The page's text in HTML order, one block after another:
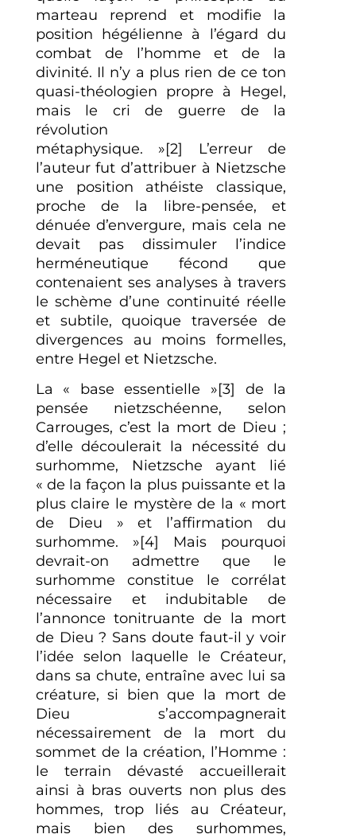
marteau reprend et modifie la
position hégélienne à l’égard du
combat de l’homme et de la
divinité. Il n’y a plus rien de ce ton
quasi-théologien propre à Hegel,
mais le cri de guerre de la
révolution
métaphysique. »[2] L’erreur de
l’auteur fut d’attribuer à Nietzsche
une position athéiste classique,
proche de la libre-pensée, et
dénuée d’envergure, mais cela ne
devait pas dissimuler l’indice
herméneutique fécond que
contenaient ses analyses à travers
le schème d’une continuité réelle
et subtile, quoique traversée de
divergences au moins formelles,
entre Hegel et Nietzsche.
La « base essentielle »[3] de la
pensée nietzschéenne, selon
Carrouges, c’est la mort de Dieu ;
d’elle découlerait la nécessité du
surhomme, Nietzsche ayant lié
« de la façon la plus puissante et la
plus claire le mystère de la « mort
de Dieu » et l’affirmation du
surhomme. »[4] Mais pourquoi
devrait-on admettre que le
surhomme constitue le corrélat
nécessaire et indubitable de
l’annonce tonitruante de la mort
de Dieu ? Sans doute faut-il y voir
l’idée selon laquelle le Créateur,
dans sa chute, entraîne avec lui sa
créature, si bien que la mort de
Dieu s’accompagnerait
nécessairement de la mort du
sommet de la création, l’Homme :
le terrain dévasté accueillerait
ainsi à bras ouverts non plus des
hommes, trop liés au Créateur,
mais bien des surhommes,